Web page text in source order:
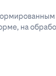
на